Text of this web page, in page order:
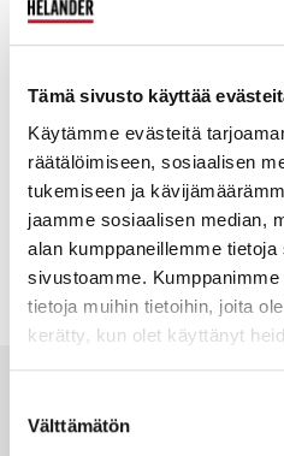
Tämä sivusto käyttää
Käytämme evästeitä
räätälöimiseen, sosiaalisen
tukemiseen ja
jaamme sosiaalisen median,
alan kumppaneillemme
sivustoamme.
tietoja muihin tietoihin, joita
kerätty, kun olet käyttänyt
valinta
Välttämätön
Teksti: Jenny Sirén
Kuva: Huutokauppa
Sinua saattaisi
{{cta(’96353814-cdd8-
Muut blogit